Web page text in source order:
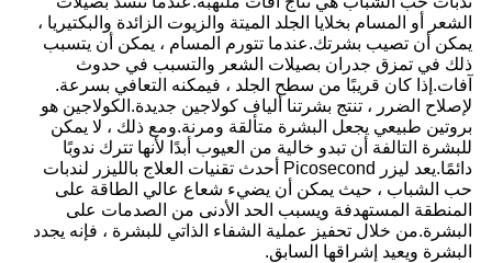
الشعر أو المسام بخلايا الجلد الميتة والزيوت الزائدة والبكتيريا ،
يمكن أن تصيب بشرتك.عندما تتورم المسام ، يمكن أن يتسبب
ذلك في تمزق جدران بصيلات الشعر والتسبب في حدوث
آفات.إذا كان قريبًا من سطح الجلد ، فيمكنه التعافي بسرعة.
لإصلاح الضرر ، تنتج بشرتنا ألياف كولاجين جديدة.الكولاجين هو
بروتين طبيعي يجعل البشرة متألقة ومرنة.ومع ذلك ، لا يمكن
للبشرة التالفة أن تبدو خالية من العيوب أبدًا لأنها تترك ندوبًا
دائمًا.يعد ليزر Picosecond أحدث تقنيات العلاج بالليزر لندبات
حب الشباب ، حيث يمكن أن يضيء شعاع عالي الطاقة على
المنطقة المستهدفة ويسبب الحد الأدنى من الصدمات على
البشرة.من خلال تحفيز عملية الشفاء الذاتي للبشرة ، فإنه يجدد
البشرة ويعيد إشراقها السابق.